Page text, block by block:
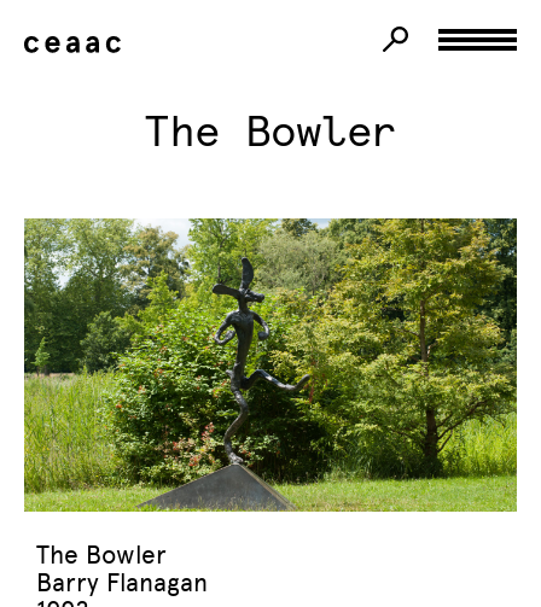
The Bowler
The Bowler
Barry Flanagan